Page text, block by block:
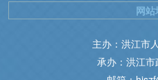
主办：洪江市
承办：洪江
网站